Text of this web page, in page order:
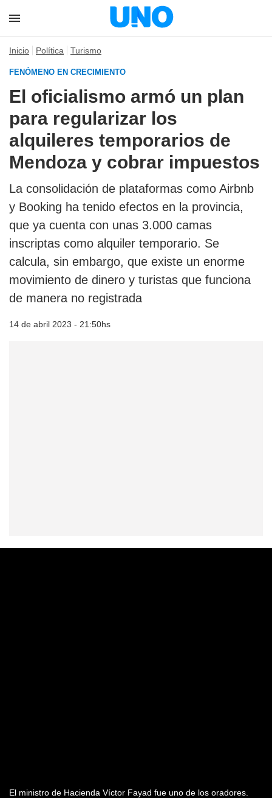
Inicio Política Turismo
FENÓMENO EN CRECIMIENTO
El oficialismo armó un plan
para regularizar los
alquileres temporarios de
Mendoza y cobrar impuestos
La consolidación de plataformas como Airbnb
y Booking ha tenido efectos en la provincia,
que ya cuenta con unas 3.000 camas
inscriptas como alquiler temporario. Se
calcula, sin embargo, que existe un enorme
movimiento de dinero y turistas que funciona
de manera no registrada
14 de abril 2023 - 21:50hs
El ministro de Hacienda Víctor Fayad fue uno de los oradores.